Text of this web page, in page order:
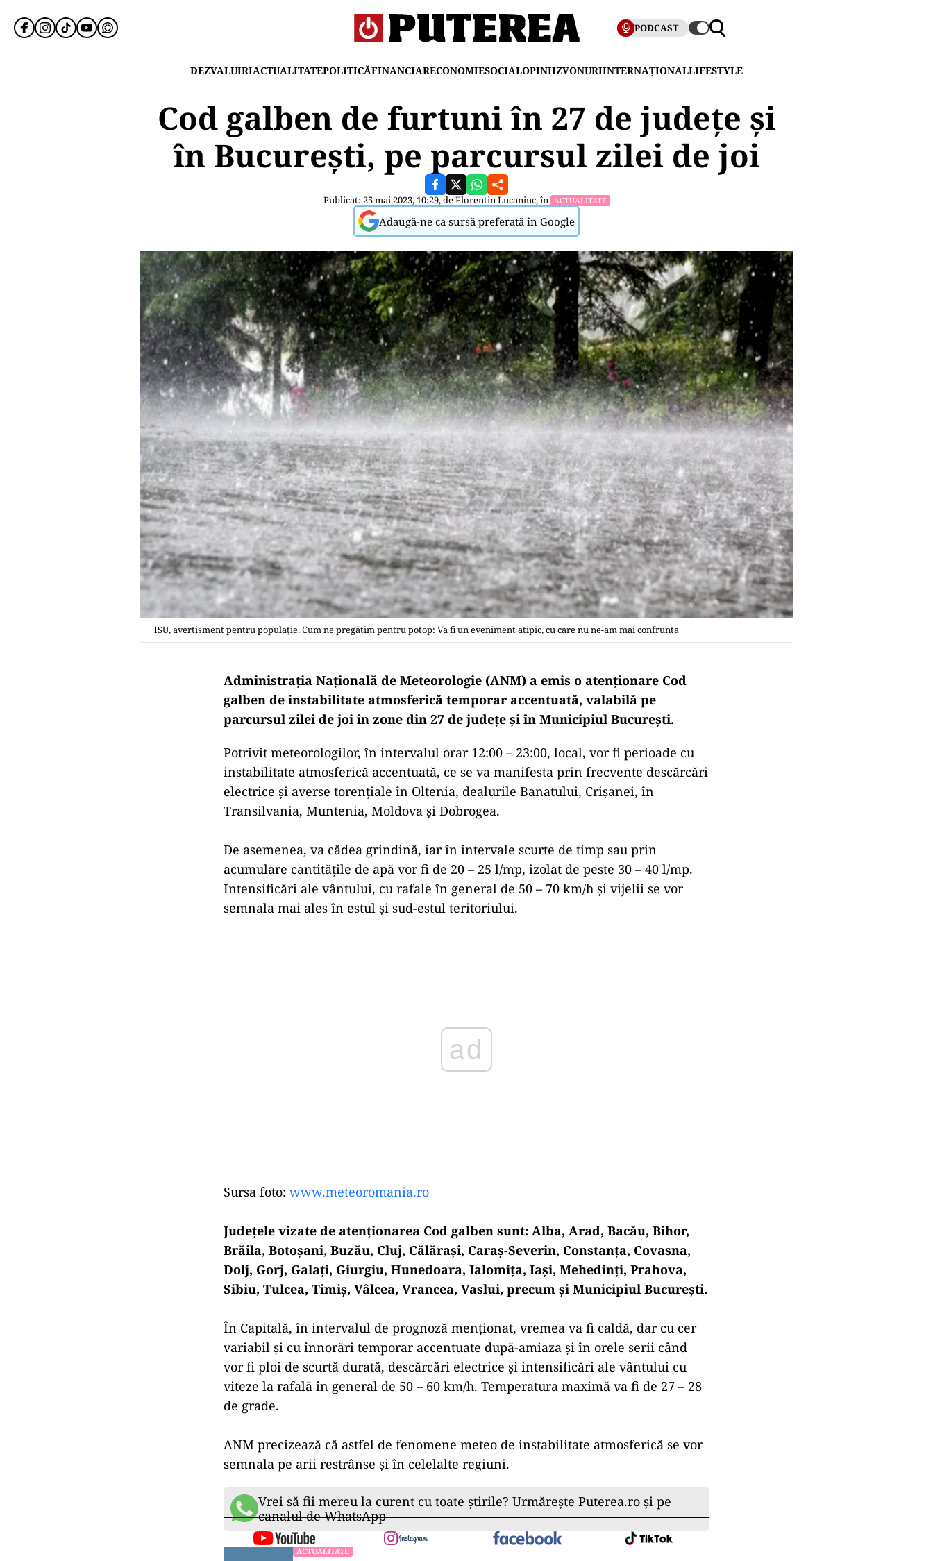
PODCAST
DEZVALUIRIACTUALITATEPOLITICĂFINANCIARECONOMIESOCIALOPINIIZVONURIINTERNAȚIONALLIFESTYLE
Cod galben de furtuni în 27 de judeţe şi
în Bucureşti, pe parcursul zilei de joi
Publicat: 25 mai 2023, 10:29, deFlorentin Lucaniuc, în ACTUALITATE
Adaugă-ne ca sursă preferată în Google
ISU, avertisment pentru populație. Cum ne pregătim pentru potop: Va fi un eveniment atipic, cu care nu ne-am mai confrunta
Administraţia Naţională de Meteorologie (ANM) a emis o atenţionare Cod
galben de instabilitate atmosferică temporar accentuată, valabilă pe
parcursul zilei de joi în zone din 27 de judeţe şi în Municipiul Bucureşti.
Potrivit meteorologilor, în intervalul orar 12:00 – 23:00, local, vor fi perioade cu
instabilitate atmosferică accentuată, ce se va manifesta prin frecvente descărcări
electrice şi averse torenţiale în Oltenia, dealurile Banatului, Crişanei, în
Transilvania, Muntenia, Moldova şi Dobrogea.
De asemenea, va cădea grindină, iar în intervale scurte de timp sau prin
acumulare cantităţile de apă vor fi de 20 – 25 l/mp, izolat de peste 30 – 40 l/mp.
Intensificări ale vântului, cu rafale în general de 50 – 70 km/h şi vijelii se vor
semnala mai ales în estul şi sud-estul teritoriului.
Sursa foto: www.meteoromania.ro
Judeţele vizate de atenţionarea Cod galben sunt: Alba, Arad, Bacău, Bihor,
Brăila, Botoşani, Buzău, Cluj, Călăraşi, Caraş-Severin, Constanţa, Covasna,
Dolj, Gorj, Galaţi, Giurgiu, Hunedoara, Ialomiţa, Iaşi, Mehedinţi, Prahova,
Sibiu, Tulcea, Timiş, Vâlcea, Vrancea, Vaslui, precum şi Municipiul Bucureşti.
În Capitală, în intervalul de prognoză menţionat, vremea va fi caldă, dar cu cer
variabil şi cu înnorări temporar accentuate după-amiaza şi în orele serii când
vor fi ploi de scurtă durată, descărcări electrice şi intensificări ale vântului cu
viteze la rafală în general de 50 – 60 km/h. Temperatura maximă va fi de 27 – 28
de grade.
ANM precizează că astfel de fenomene meteo de instabilitate atmosferică se vor
semnala pe arii restrânse şi în celelalte regiuni.
Vrei să fii mereu la curent cu toate știrile? Urmărește Puterea.ro și pe
canalul de WhatsApp
ACTUALITATE